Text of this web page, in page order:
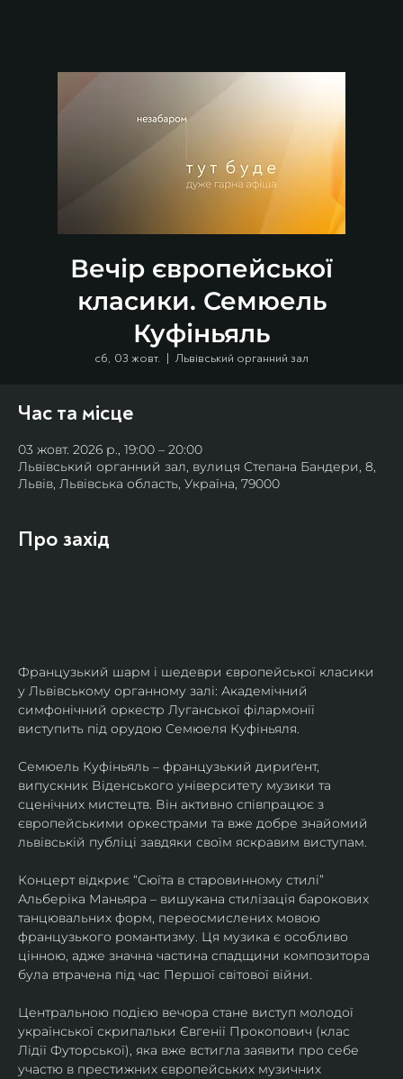
Вечір європейської
класики. Семюель
Куфіньяль
сб, 03 жовт.
  |
Львівський органний зал
Час та місце
03 жовт. 2026 р., 19:00 – 20:00
Львівський органний зал, вулиця Степана Бандери, 8,
Львів, Львівська область, Україна, 79000
Про захід
Французький шарм і шедеври європейської класики
у Львівському органному залі: Академічний
симфонічний оркестр Луганської філармонії
виступить під орудою Семюеля Куфіньяля.
Семюель Куфіньяль – французький дириґент,
випускник Віденського університету музики та
сценічних мистецтв. Він активно співпрацює з
європейськими оркестрами та вже добре знайомий
львівській публіці завдяки своїм яскравим виступам.
Концерт відкриє “Сюїта в старовинному стилі”
Альберіка Маньяра – вишукана стилізація барокових
танцювальних форм, переосмислених мовою
французького романтизму. Ця музика є особливо
цінною, адже значна частина спадщини композитора
була втрачена під час Першої світової війни.
Центральною подією вечора стане виступ молодої
української скрипальки Євгенії Прокопович (клас
Лідії Футорської), яка вже встигла заявити про себе
участю в престижних європейських музичних